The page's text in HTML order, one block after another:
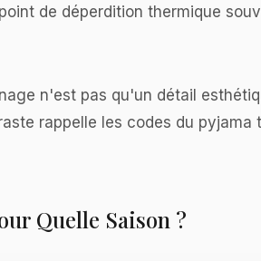
de déperdition thermique
n'est pas qu'un détail
rappelle les codes du
Quelle Saison ?